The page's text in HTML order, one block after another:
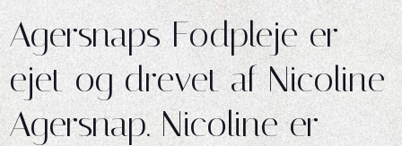
Agersnaps Fodpleje er
ejet og drevet af Nicoline
Agersnap. Nicoline er